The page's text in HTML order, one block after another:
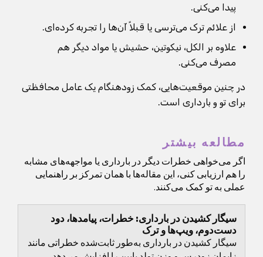
پیدا می‌کنی.
از علائم ترک می‌ترسی یا قبلاً آن‌ها را تجربه کرده‌ای.
علاوه بر الکل، نیکوتین، حشیش یا مواد دیگر هم
مصرف می‌کنی.
در چنین موقعیت‌هایی، کمک زودهنگام یک عامل محافظتی
برای تو و بارداری است.
مطالعه بیشتر
اگر می‌خواهی خطرات دیگر در بارداری یا مواجهه‌های مشابه
را هم ارزیابی کنی، این مقاله‌ها با همان تمرکز بر راهنمایی
عملی به تو کمک می‌کنند.
سیگار کشیدن در بارداری: خطرات، پیامدها، دود
دست‌دوم، ویپ‌ها و ترک
سیگار کشیدن در بارداری به‌طور ثابت‌شده خطراتی مانند